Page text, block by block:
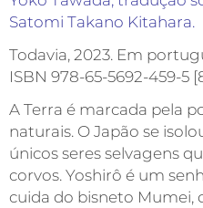
Satomi Takano Kitahara.
Todavia, 2023. Em
ISBN 978-65-5692-459-5
A Terra é marcada pela
naturais. O Japão se
únicos seres selvagens
corvos. Yoshirô é um
cuida do bisneto Mumei,